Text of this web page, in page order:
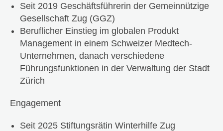
Seit 2019 Geschäftsführerin der Gemeinnützige
Gesellschaft Zug (GGZ)
Beruflicher Einstieg im globalen Produkt
Management in einem Schweizer Medtech-
Unternehmen, danach verschiedene
Führungsfunktionen in der Verwaltung der Stadt
Zürich
Engagement
Seit 2025 Stiftungsrätin Winterhilfe Zug